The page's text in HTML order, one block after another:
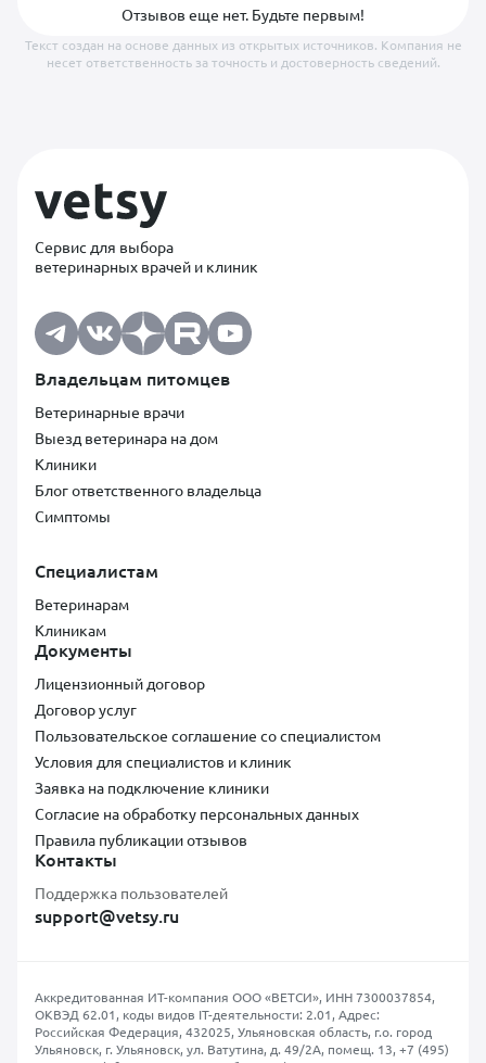
Отзывов еще нет. Будьте первым!
Текст создан на основе данных из открытых источников. Компания не
несет ответственность за точность и достоверность сведений.
Сервис для выбора
ветеринарных врачей и клиник
Владельцам питомцев
Ветеринарные врачи
Выезд ветеринара на дом
Клиники
Блог ответственного владельца
Симптомы
Специалистам
Ветеринарам
Клиникам
Документы
Лицензионный договор
Договор услуг
Пользовательское соглашение со специалистом
Условия для специалистов и клиник
Заявка на подключение клиники
Согласие на обработку персональных данных
Правила публикации отзывов
Контакты
Поддержка пользователей
support@vetsy.ru
Аккредитованная ИТ-компания ООО «ВЕТСИ», ИНН 7300037854,
ОКВЭД 62.01, коды видов IT-деятельности: 2.01, Адрес:
Российская Федерация, 432025, Ульяновская область, г.о. город
Ульяновск, г. Ульяновск, ул. Ватутина, д. 49/2А, помещ. 13, +7 (495)